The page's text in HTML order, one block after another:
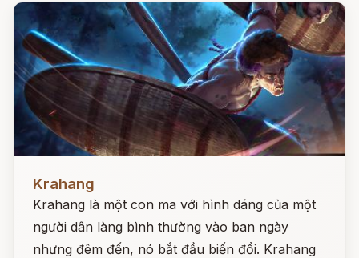
Krahang
Krahang là một con ma với hình dáng của một
người dân làng bình thường vào ban ngày
nhưng đêm đến, nó bắt đầu biến đổi. Krahang